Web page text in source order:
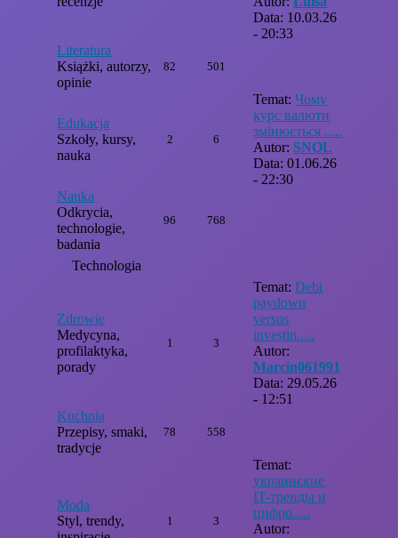
Data: 10.03.26
- 20:33
Literatura
Książki, autorzy,
opinie
82 501
Edukacja
Szkoły, kursy,
nauka
2 6
Temat:Чому
курс валюти
змінюється .....
Autor: SNOL
Data: 01.06.26
- 22:30
Nauka
Odkrycia,
technologie,
badania
96 768
Technologia
Zdrowie
Medycyna,
profilaktyka,
porady
1 3
Temat:Debt
paydown
versus
investin.....
Autor:
Marcin061991
Data: 29.05.26
- 12:51
Kuchnia
Przepisy, smaki,
tradycje
78 558
Moda
Styl, trendy,
1 3
Temat:
украинские
IT-тренды и
цифро.....
Autor: